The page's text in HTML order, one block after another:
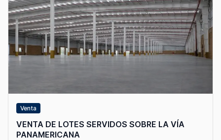
Venta
VENTA DE LOTES SERVIDOS SOBRE LA VÍA
PANAMERICANA